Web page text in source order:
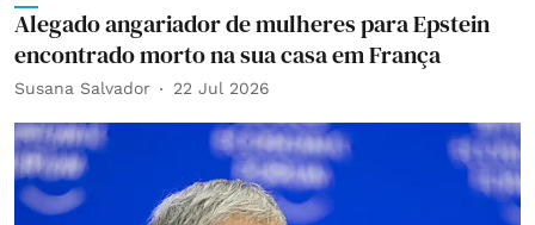
Alegado angariador de mulheres para Epstein
encontrado morto na sua casa em França
Susana Salvador 22 Jul 2026